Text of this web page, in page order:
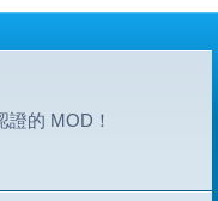
證的 MOD！